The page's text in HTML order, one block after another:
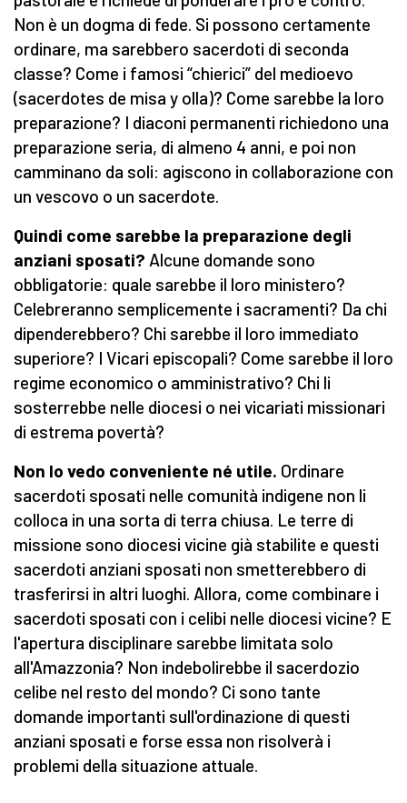
Non è un dogma di fede. Si possono certamente
ordinare, ma sarebbero sacerdoti di seconda
classe? Come i famosi “chierici” del medioevo
(sacerdotes de misa y olla)? Come sarebbe la loro
preparazione? I diaconi permanenti richiedono una
preparazione seria, di almeno 4 anni, e poi non
camminano da soli: agiscono in collaborazione con
un vescovo o un sacerdote.
Quindi come sarebbe la preparazione degli
anziani sposati? Alcune domande sono
obbligatorie: quale sarebbe il loro ministero?
Celebreranno semplicemente i sacramenti? Da chi
dipenderebbero? Chi sarebbe il loro immediato
superiore? I Vicari episcopali? Come sarebbe il loro
regime economico o amministrativo? Chi li
sosterrebbe nelle diocesi o nei vicariati missionari
di estrema povertà?
Non lo vedo conveniente né utile. Ordinare
sacerdoti sposati nelle comunità indigene non li
colloca in una sorta di terra chiusa. Le terre di
missione sono diocesi vicine già stabilite e questi
sacerdoti anziani sposati non smetterebbero di
trasferirsi in altri luoghi. Allora, come combinare i
sacerdoti sposati con i celibi nelle diocesi vicine? E
l'apertura disciplinare sarebbe limitata solo
all'Amazzonia? Non indebolirebbe il sacerdozio
celibe nel resto del mondo? Ci sono tante
domande importanti sull'ordinazione di questi
anziani sposati e forse essa non risolverà i
problemi della situazione attuale.